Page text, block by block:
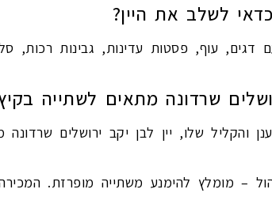
לשלב את היין?
דגים, עוף, פסטות עדינות, גבינות רכות,
שרדונה מתאים לשתייה
והקליל שלו, יין לבן יקב ירושלים
– מומלץ להימנע משתייה מופרזת. המכירה מגיל 18